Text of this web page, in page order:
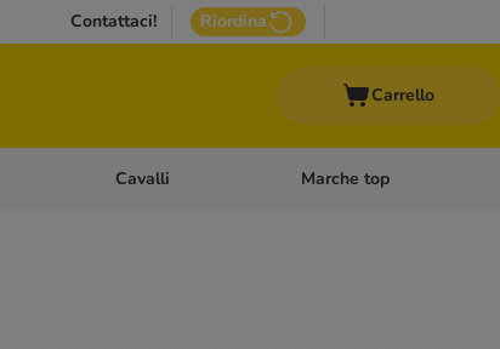
Contattaci! Riordina
Carrello
Roditori & UccelliApri Menù Categoria: Acquariologia
Cavalli Apri Menù Categoria: Cavalli
Marche top